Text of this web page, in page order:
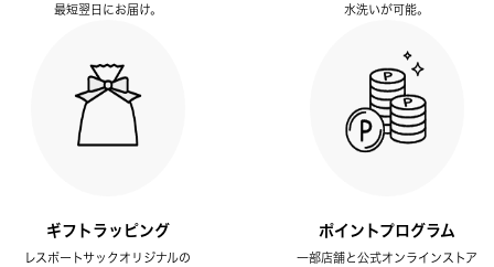
最短翌日にお届け。
水洗いが可能。
ギフトラッピング
レスポートサックオリジナルの
ポイントプログラム
一部店舗と公式オンラインストア